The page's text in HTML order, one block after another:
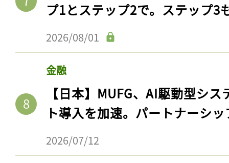
プ1とステップ2で。ステップ3
2026/08/01
金融
【日本】MUFG、AI駆動型シ
ト導入を加速。パートナーシ
2026/07/12